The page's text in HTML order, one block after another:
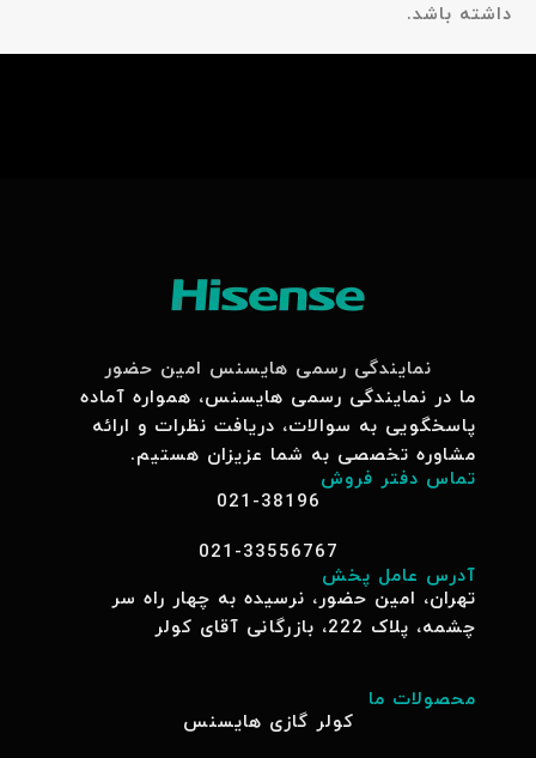
داشته باشد.
نمایندگی رسمی هایسنس امین حضور
ما در نمایندگی رسمی هایسنس، همواره آماده
پاسخگویی به سوالات، دریافت نظرات و ارائه
مشاوره تخصصی به شما عزیزان هستیم.
تماس دفتر فروش
021-38196
021-33556767
آدرس عامل پخش
تهران، امین حضور، نرسیده به چهار راه سر
چشمه، پلاک 222، بازرگانی آقای کولر
محصولات ما
کولر گازی هایسنس